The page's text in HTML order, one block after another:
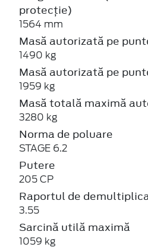
protecție)
1564 mm
Masă autorizată pe
1490 kg
Masă autorizată pe
1959 kg
Masă totală maximă
3280 kg
Norma de poluare
STAGE 6.2
Putere
205 CP
Raportul de
3.55
Sarcină utilă maximă
1059 kg